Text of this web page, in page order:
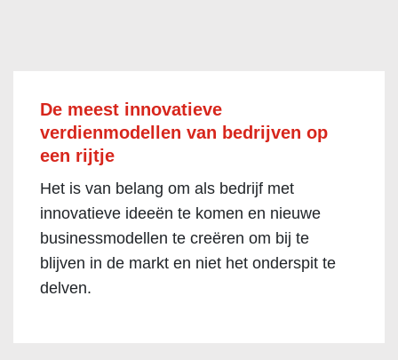
De meest innovatieve
verdienmodellen van bedrijven op
een rijtje
Het is van belang om als bedrijf met
innovatieve ideeën te komen en nieuwe
businessmodellen te creëren om bij te
blijven in de markt en niet het onderspit te
delven.